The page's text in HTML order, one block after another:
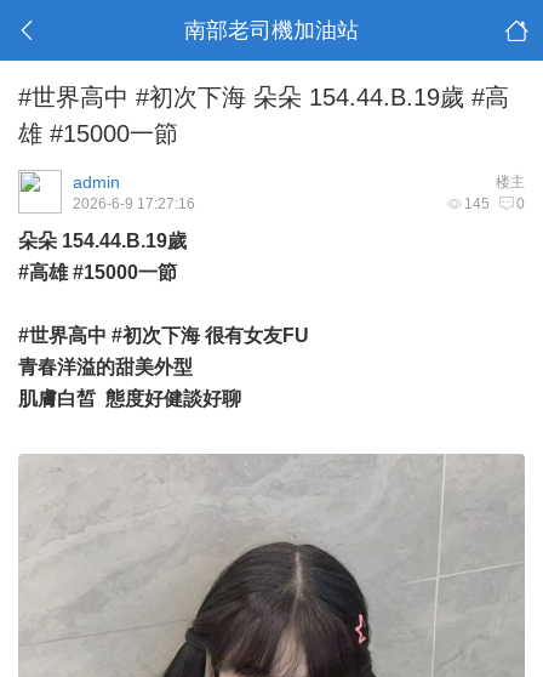
南部老司機加油站
#世界高中 #初次下海 朵朵 154.44.B.19歲 #高
雄 #15000一節
楼主
admin
145 0
2026-6-9 17:27:16
朵朵 154.44.B.19歲
#高雄 #15000一節
#世界高中 #初次下海 很有女友FU
青春洋溢的甜美外型
肌膚白皙 態度好健談好聊